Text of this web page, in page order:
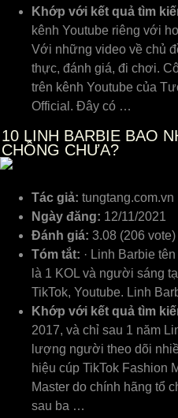
Khớp với kết quả tìm
kênh Youtube riêng với
Với những video về chủ
thực, đánh giá, đi chơi.
trên kênh Youtube của
Official. Đây có …
10 LINH BARBIE BAO
CHỒNG CHƯA?
Tác giả: tungtang.com.vn
Ngày đăng: 12/11/2021
Đánh giá: 3.08 (206 vote)
Tóm tắt: · Linh Barbie
là 1 KOL và người sáng
TikTok, Youtube. Linh
Khớp với kết quả tìm
2017, và chỉ sau 1 năm
lượng người theo dõi
hiệu cúp TikTok Fashion
Master do chính hãng tổ
sau ba …